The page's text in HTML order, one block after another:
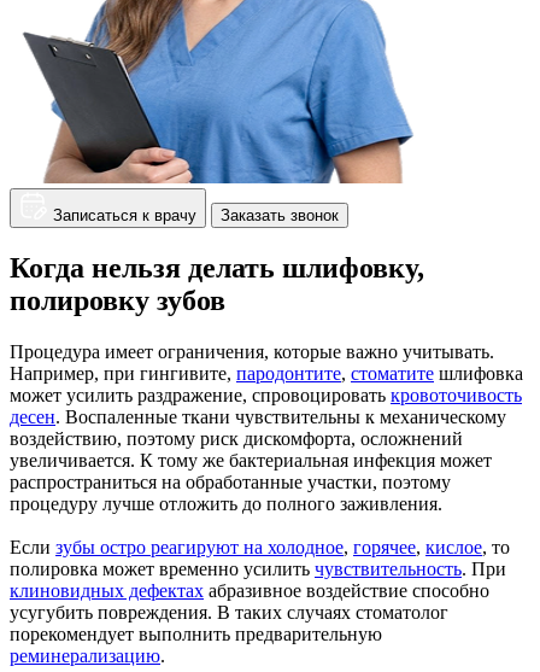
Записаться к врачу Заказать звонок
Когда нельзя делать шлифовку,
полировку зубов
Процедура имеет ограничения, которые важно учитывать.
Например, при гингивите, пародонтите, стоматите шлифовка
может усилить раздражение, спровоцировать кровоточивость
десен. Воспаленные ткани чувствительны к механическому
воздействию, поэтому риск дискомфорта, осложнений
увеличивается. К тому же бактериальная инфекция может
распространиться на обработанные участки, поэтому
процедуру лучше отложить до полного заживления.
Если зубы остро реагируют на холодное, горячее, кислое, то
полировка может временно усилить чувствительность. При
клиновидных дефектах абразивное воздействие способно
усугубить повреждения. В таких случаях стоматолог
порекомендует выполнить предварительную
реминерализацию.